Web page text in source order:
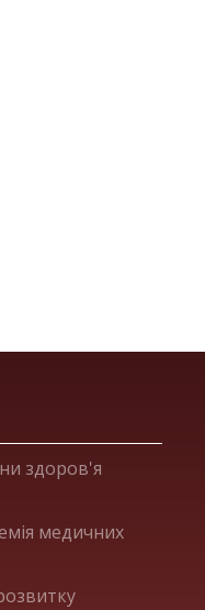
здоров'я
медичних